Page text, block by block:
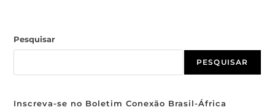
Pesquisar
PESQUISAR
Inscreva-se no Boletim Conexão Brasil-África